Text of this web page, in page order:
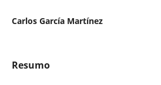
Carlos García Martínez
Resumo